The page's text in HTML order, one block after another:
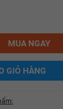
MUA NGAY
GIỎ HÀNG